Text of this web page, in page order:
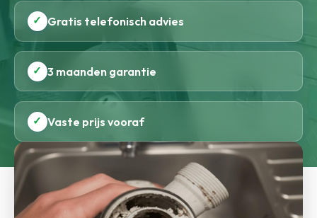
✓ Gratis telefonisch advies
✓ 3 maanden garantie
✓ Vaste prijs vooraf